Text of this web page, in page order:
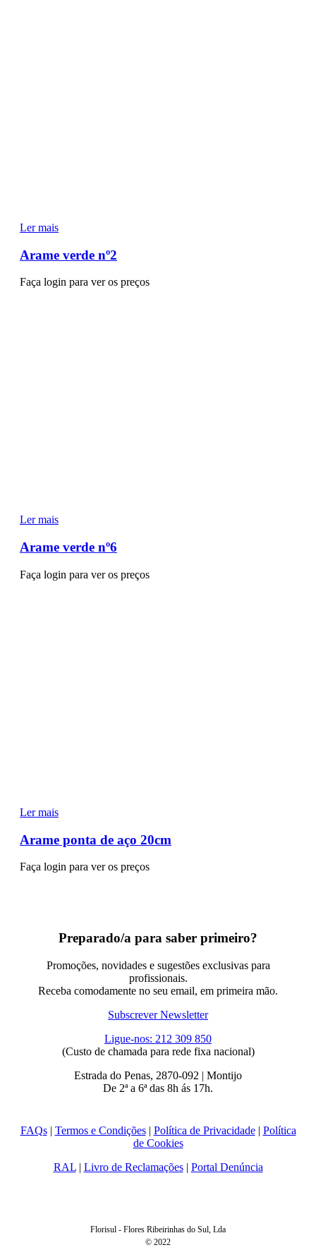
Ler mais
Arame verde nº2
Faça login para ver os preços
Ler mais
Arame verde nº6
Faça login para ver os preços
Ler mais
Arame ponta de aço 20cm
Faça login para ver os preços
Preparado/a para saber primeiro?
Promoções, novidades e sugestões exclusivas para
profissionais.
Receba comodamente no seu email, em primeira mão.
Subscrever Newsletter
Ligue-nos: 212 309 850
(Custo de chamada para rede fixa nacional)
Estrada do Penas, 2870-092 | Montijo
De 2ª a 6ª das 8h ás 17h.
FAQs| Termos e Condições| Política de Privacidade| Política
de Cookies
RAL| Livro de Reclamações| Portal Denúncia
Florisul - Flores Ribeirinhas do Sul, Lda
© 2022